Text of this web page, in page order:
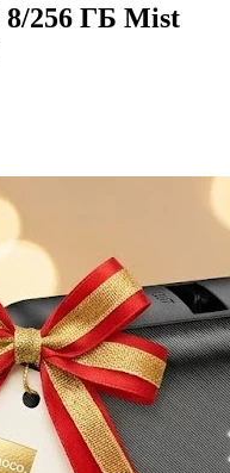
8/256 ГБ Mist